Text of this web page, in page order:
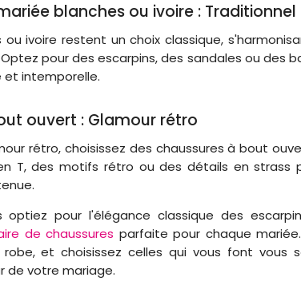
blanches ou ivoire :
ou ivoire restent un choix classique,
pour des escarpins, des sandales ou des
intemporelle.
ouvert : Glamour rétro
rétro, choisissez des chaussures à bout
T, des motifs rétro ou des détails en strass
optiez pour l'élégance classique des
de chaussures parfaite pour chaque
et choisissez celles qui vous font vous
de votre mariage.